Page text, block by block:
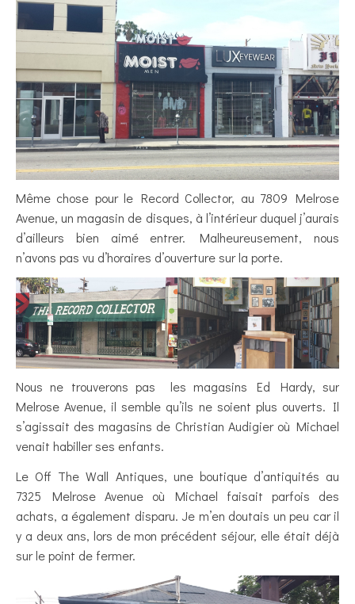
Même chose pour le Record Collector, au 7809 Melrose
Avenue, un magasin de disques, à l’intérieur duquel j’aurais
d’ailleurs bien aimé entrer. Malheureusement, nous
n’avons pas vu d’horaires d’ouverture sur la porte.
Nous ne trouverons pas les magasins Ed Hardy, sur
Melrose Avenue, il semble qu’ils ne soient plus ouverts. Il
s’agissait des magasins de Christian Audigier où Michael
venait habiller ses enfants.
Le Off The Wall Antiques, une boutique d’antiquités au
7325 Melrose Avenue où Michael faisait parfois des
achats, a également disparu. Je m’en doutais un peu car il
y a deux ans, lors de mon précédent séjour, elle était déjà
sur le point de fermer.